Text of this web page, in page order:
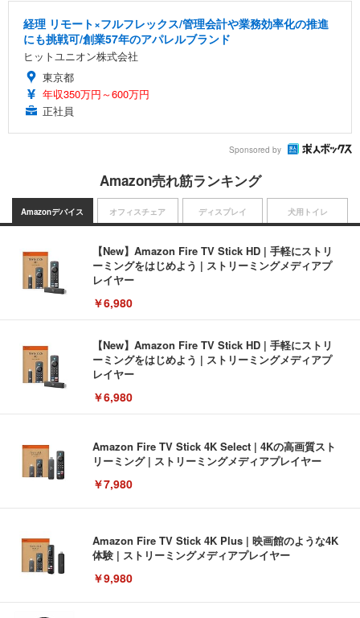
経理 リモート×フルフレックス/管理会計や業務効率化の推進
にも挑戦可/創業57年のアパレルブランド
ヒットユニオン株式会社
東京都
年収350万円～600万円
正社員
Sponsored by
Amazon売れ筋ランキング
Amazonデバイス
【New】Amazon Fire TV Stick HD | 手軽にストリ
ーミングをはじめよう | ストリーミングメディアプ
レイヤー
￥6,980
【New】Amazon Fire TV Stick HD | 手軽にストリ
ーミングをはじめよう | ストリーミングメディアプ
レイヤー
￥6,980
Amazon Fire TV Stick 4K Select | 4Kの高画質スト
リーミング | ストリーミングメディアプレイヤー
￥7,980
Amazon Fire TV Stick 4K Plus | 映画館のような4K
体験 | ストリーミングメディアプレイヤー
￥9,980
オフィスチェア ディスプレイ 犬用トイレ